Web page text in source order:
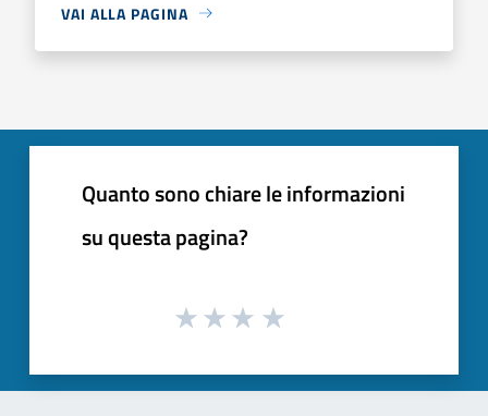
VAI ALLA PAGINA
Quanto sono chiare le informazioni
su questa pagina?